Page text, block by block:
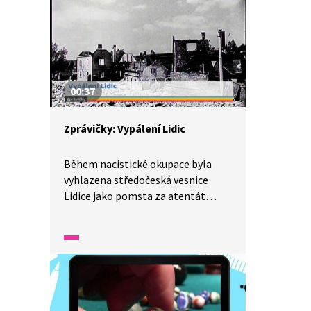
salát patří. A hlavně nám chutná.
00:37
Zprávičky: Vypálení Lidic
Během nacistické okupace byla
vyhlazena středočeská vesnice
Lidice jako pomsta za atentát
do koncentračních táborů.
Na památku lidických dětí se 1.
června slaví Mezinárodní den dětí.